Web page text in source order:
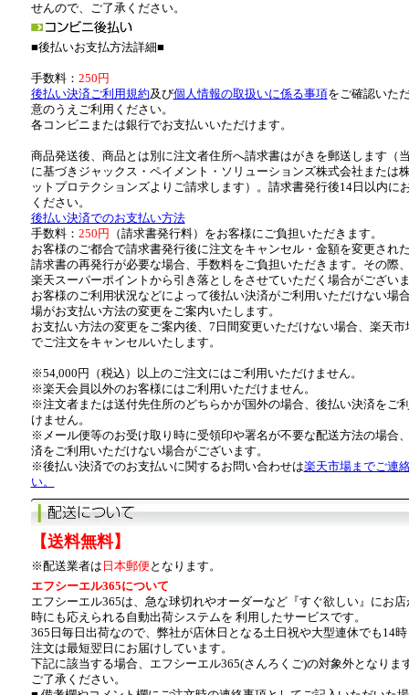
せんので、ご了承ください。
■後払いお支払方法詳細■
手数料： 250円
後払い決済ご利用規約及び個人情報の取扱いに係る事項をご確認いた
意のうえご利用ください。
各コンビニまたは銀行でお支払いいただけます。
商品発送後、商品とは別に注文者住所へ請求書はがきを郵送します（
に基づきジャックス・ペイメント・ソリューションズ株式会社または
ットプロテクションズよりご請求します）。請求書発行後14日以内に
ください。
後払い決済でのお支払い方法
手数料： 250円 （請求書発行料）をお客様にご負担いただきます。
お客様のご都合で請求書発行後に注文をキャンセル・金額を変更され
請求書の再発行が必要な場合、手数料をご負担いただきます。その際
楽天スーパーポイントから引き落としをさせていただく場合がござい
お客様のご利用状況などによって後払い決済がご利用いただけない場
場がお支払い方法の変更をご案内いたします。
お支払い方法の変更をご案内後、7日間変更いただけない場合、楽天市
でご注文をキャンセルいたします。
※54,000円（税込）以上のご注文にはご利用いただけません。
※楽天会員以外のお客様にはご利用いただけません。
※注文者または送付先住所のどちらかが国外の場合、後払い決済をご
けません。
※メール便等のお受け取り時に受領印や署名が不要な配送方法の場合
済をご利用いただけない場合がございます。
※後払い決済でのお支払いに関するお問い合わせは楽天市場までご連
い。
【送料無料】
※配送業者は 日本郵便 となります。
エフシーエル365について
エフシーエル365は、急な球切れやオーダーなど『すぐ欲しい』にお
時にも応えられる自動出荷システムを 利用したサービスです。
365日毎日出荷なので、弊社が店休日となる土日祝や大型連休でも14
注文は最短翌日にお届けしています。
下記に該当する場合、エフシーエル365(さんろくご)の対象外となりま
ご了承ください。